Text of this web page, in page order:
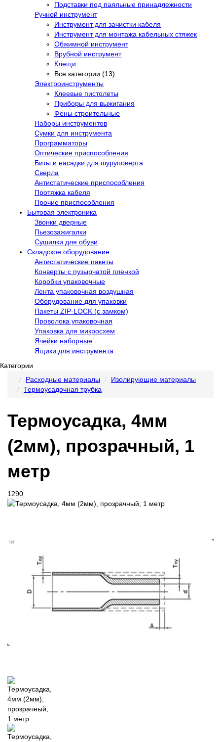
Подставки под паяльные принадлежности
Ручной инструмент
Инструмент для зачистки кабеля
Инструмент для монтажа кабельных стяжек
Обжимной инструмент
Врубной инструмент
Клещи
Все категории (13)
Электроинструменты
Клеевые пистолеты
Приборы для выжигания
Фены строительные
Наборы инструментов
Сумки для инструмента
Программаторы
Оптические приспособления
Биты и насадки для шуруповерта
Сверла
Антистатические приспособления
Протяжка кабеля
Прочие приспособления
Бытовая электроника
Звонки дверные
Пьезозажигалки
Сушилки для обуви
Складское оборудование
Антистатические пакеты
Конверты с пузырчатой пленкой
Коробки упаковочные
Лента упаковочная воздушная
Оборудование для упаковки
Пакеты ZIP-LOCK (с замком)
Проволока упаковочная
Упаковка для микросхем
Ячейки наборные
Ящики для инструмента
Категории
Расходные материалы
Изолирующие материалы
Термоусадочная трубка
Термоусадка, 4мм
(2мм), прозрачный, 1
метр
1290